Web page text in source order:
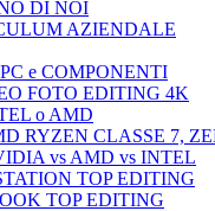
DI NOI
AZIENDALE
e COMPONENTI
FOTO EDITING 4K
o AMD
RYZEN CLASSE 7,
vs AMD vs INTEL
TOP EDITING
TOP EDITING